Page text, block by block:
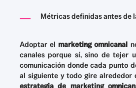
Métricas definidas antes de
Adoptar elmarketing omnicanal
canales porque sí, sino de tejer
comunicación donde cada punto
al siguiente y todo gire alrededor
estrategia de marketing